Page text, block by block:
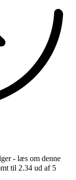
- læs om denne
til 2.34 ud af 5